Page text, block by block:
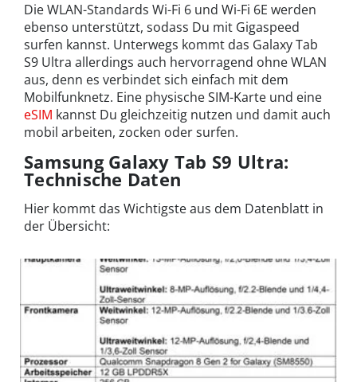
Die WLAN-Standards Wi-Fi 6 und Wi-Fi 6E werden
ebenso unterstützt, sodass Du mit Gigaspeed
surfen kannst. Unterwegs kommt das Galaxy Tab
S9 Ultra allerdings auch hervorragend ohne WLAN
aus, denn es verbindet sich einfach mit dem
Mobilfunknetz. Eine physische SIM-Karte und eine
eSIM kannst Du gleichzeitig nutzen und damit auch
mobil arbeiten, zocken oder surfen.
Samsung Galaxy Tab S9 Ultra:
Technische Daten
Hier kommt das Wichtigste aus dem Datenblatt in
der Übersicht: